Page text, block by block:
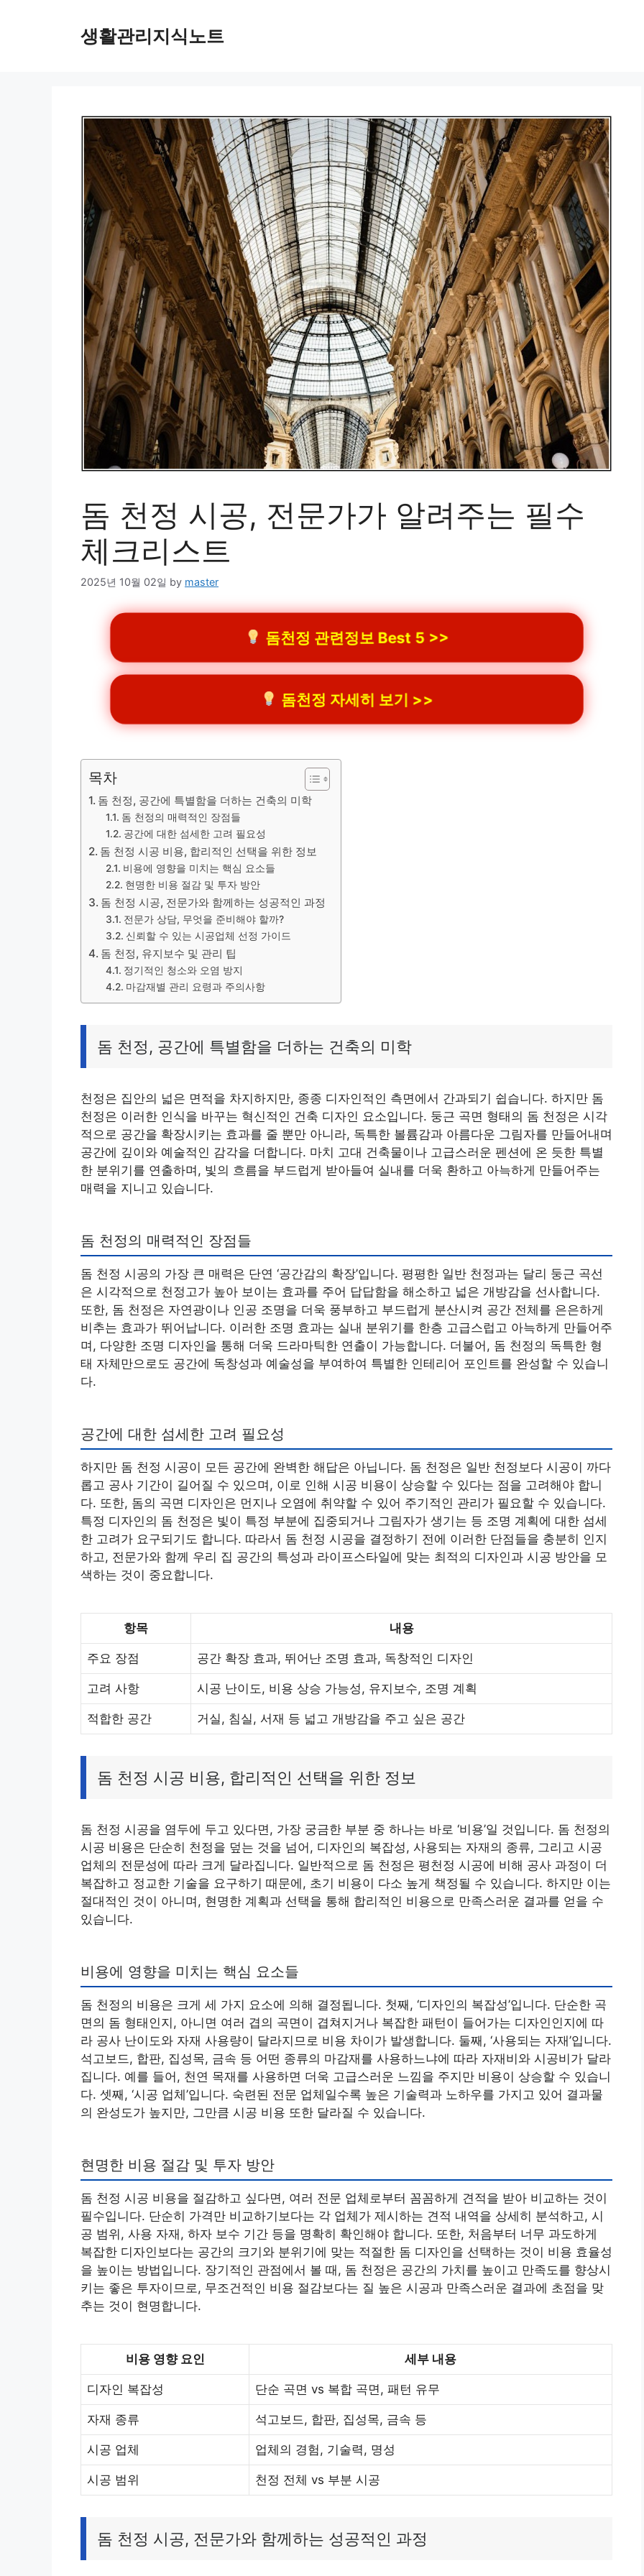
생활관리지식노트
돔 천정 시공, 전문가가 알려주는 필수
체크리스트
2025년 10월 02일 by master
돔천정 관련정보 Best 5 >>
돔천정 자세히 보기 >>
목차
돔 천정, 공간에 특별함을 더하는 건축의 미학
돔 천정의 매력적인 장점들
공간에 대한 섬세한 고려 필요성
돔 천정 시공 비용, 합리적인 선택을 위한 정보
비용에 영향을 미치는 핵심 요소들
현명한 비용 절감 및 투자 방안
돔 천정 시공, 전문가와 함께하는 성공적인 과정
전문가 상담, 무엇을 준비해야 할까?
신뢰할 수 있는 시공업체 선정 가이드
돔 천정, 유지보수 및 관리 팁
정기적인 청소와 오염 방지
마감재별 관리 요령과 주의사항
돔 천정, 공간에 특별함을 더하는 건축의 미학
천정은 집안의 넓은 면적을 차지하지만, 종종 디자인적인 측면에서 간과되기 쉽습니다. 하지만 돔
천정은 이러한 인식을 바꾸는 혁신적인 건축 디자인 요소입니다. 둥근 곡면 형태의 돔 천정은 시각
적으로 공간을 확장시키는 효과를 줄 뿐만 아니라, 독특한 볼륨감과 아름다운 그림자를 만들어내며
공간에 깊이와 예술적인 감각을 더합니다. 마치 고대 건축물이나 고급스러운 펜션에 온 듯한 특별
한 분위기를 연출하며, 빛의 흐름을 부드럽게 받아들여 실내를 더욱 환하고 아늑하게 만들어주는
매력을 지니고 있습니다.
돔 천정의 매력적인 장점들
돔 천정 시공의 가장 큰 매력은 단연 ‘공간감의 확장’입니다. 평평한 일반 천정과는 달리 둥근 곡선
은 시각적으로 천정고가 높아 보이는 효과를 주어 답답함을 해소하고 넓은 개방감을 선사합니다.
또한, 돔 천정은 자연광이나 인공 조명을 더욱 풍부하고 부드럽게 분산시켜 공간 전체를 은은하게
비추는 효과가 뛰어납니다. 이러한 조명 효과는 실내 분위기를 한층 고급스럽고 아늑하게 만들어주
며, 다양한 조명 디자인을 통해 더욱 드라마틱한 연출이 가능합니다. 더불어, 돔 천정의 독특한 형
태 자체만으로도 공간에 독창성과 예술성을 부여하여 특별한 인테리어 포인트를 완성할 수 있습니
다.
공간에 대한 섬세한 고려 필요성
하지만 돔 천정 시공이 모든 공간에 완벽한 해답은 아닙니다. 돔 천정은 일반 천정보다 시공이 까다
롭고 공사 기간이 길어질 수 있으며, 이로 인해 시공 비용이 상승할 수 있다는 점을 고려해야 합니
다. 또한, 돔의 곡면 디자인은 먼지나 오염에 취약할 수 있어 주기적인 관리가 필요할 수 있습니다.
특정 디자인의 돔 천정은 빛이 특정 부분에 집중되거나 그림자가 생기는 등 조명 계획에 대한 섬세
한 고려가 요구되기도 합니다. 따라서 돔 천정 시공을 결정하기 전에 이러한 단점들을 충분히 인지
하고, 전문가와 함께 우리 집 공간의 특성과 라이프스타일에 맞는 최적의 디자인과 시공 방안을 모
색하는 것이 중요합니다.
항목 내용
주요 장점 공간 확장 효과, 뛰어난 조명 효과, 독창적인 디자인
고려 사항 시공 난이도, 비용 상승 가능성, 유지보수, 조명 계획
적합한 공간 거실, 침실, 서재 등 넓고 개방감을 주고 싶은 공간
돔 천정 시공 비용, 합리적인 선택을 위한 정보
돔 천정 시공을 염두에 두고 있다면, 가장 궁금한 부분 중 하나는 바로 ‘비용’일 것입니다. 돔 천정의
시공 비용은 단순히 천정을 덮는 것을 넘어, 디자인의 복잡성, 사용되는 자재의 종류, 그리고 시공
업체의 전문성에 따라 크게 달라집니다. 일반적으로 돔 천정은 평천정 시공에 비해 공사 과정이 더
복잡하고 정교한 기술을 요구하기 때문에, 초기 비용이 다소 높게 책정될 수 있습니다. 하지만 이는
절대적인 것이 아니며, 현명한 계획과 선택을 통해 합리적인 비용으로 만족스러운 결과를 얻을 수
있습니다.
비용에 영향을 미치는 핵심 요소들
돔 천정의 비용은 크게 세 가지 요소에 의해 결정됩니다. 첫째, ‘디자인의 복잡성’입니다. 단순한 곡
면의 돔 형태인지, 아니면 여러 겹의 곡면이 겹쳐지거나 복잡한 패턴이 들어가는 디자인인지에 따
라 공사 난이도와 자재 사용량이 달라지므로 비용 차이가 발생합니다. 둘째, ‘사용되는 자재’입니다.
석고보드, 합판, 집성목, 금속 등 어떤 종류의 마감재를 사용하느냐에 따라 자재비와 시공비가 달라
집니다. 예를 들어, 천연 목재를 사용하면 더욱 고급스러운 느낌을 주지만 비용이 상승할 수 있습니
다. 셋째, ‘시공 업체’입니다. 숙련된 전문 업체일수록 높은 기술력과 노하우를 가지고 있어 결과물
의 완성도가 높지만, 그만큼 시공 비용 또한 달라질 수 있습니다.
현명한 비용 절감 및 투자 방안
돔 천정 시공 비용을 절감하고 싶다면, 여러 전문 업체로부터 꼼꼼하게 견적을 받아 비교하는 것이
필수입니다. 단순히 가격만 비교하기보다는 각 업체가 제시하는 견적 내역을 상세히 분석하고, 시
공 범위, 사용 자재, 하자 보수 기간 등을 명확히 확인해야 합니다. 또한, 처음부터 너무 과도하게
복잡한 디자인보다는 공간의 크기와 분위기에 맞는 적절한 돔 디자인을 선택하는 것이 비용 효율성
을 높이는 방법입니다. 장기적인 관점에서 볼 때, 돔 천정은 공간의 가치를 높이고 만족도를 향상시
키는 좋은 투자이므로, 무조건적인 비용 절감보다는 질 높은 시공과 만족스러운 결과에 초점을 맞
추는 것이 현명합니다.
비용 영향 요인 세부 내용
디자인 복잡성 단순 곡면 vs 복합 곡면, 패턴 유무
자재 종류 석고보드, 합판, 집성목, 금속 등
시공 업체 업체의 경험, 기술력, 명성
시공 범위 천정 전체 vs 부분 시공
돔 천정 시공, 전문가와 함께하는 성공적인 과정